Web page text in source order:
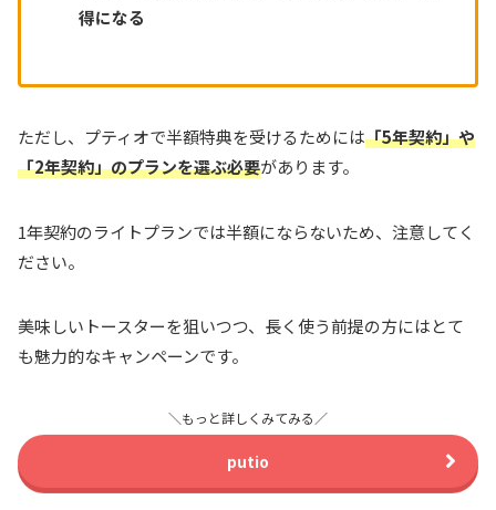
得になる
ただし、プティオで半額特典を受けるためには「5年契約」や
「2年契約」のプランを選ぶ必要があります。
1年契約のライトプランでは半額にならないため、注意してく
ださい。
美味しいトースターを狙いつつ、長く使う前提の方にはとて
も魅力的なキャンペーンです。
＼もっと詳しくみてみる／
putio